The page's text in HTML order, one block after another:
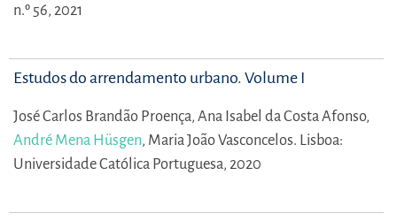
n.º 56, 2021
Estudos do arrendamento urbano. Volume I
José Carlos Brandão Proença, Ana Isabel da Costa Afonso,
André Mena Hüsgen, Maria João Vasconcelos. Lisboa:
Universidade Católica Portuguesa, 2020